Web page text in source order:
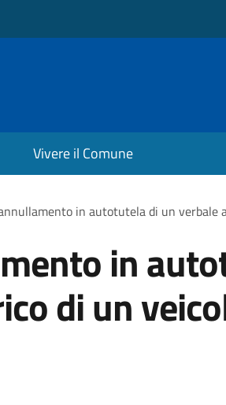
Vivere il Comune
in autotutela di un verbale
in
di un